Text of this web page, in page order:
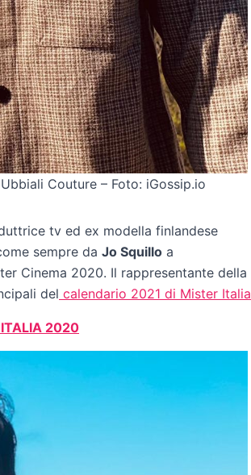
Couture – Foto: iGossip.io
tv ed ex modella finlandese
sempre da Jo Squillo a
Cinema 2020. Il rappresentante della
del calendario 2021 di Mister Italia
ITALIA 2020